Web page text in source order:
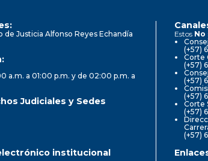
de Justicia Alfonso Reyes Echandía
a.m. a 01:00 p.m. y de 02:00 p.m. a
Judiciales y Sedes
Estos No
(+57)
Corte
(+57)
(+57)
(+57)
Corte
(+57)
(+57)
institucional